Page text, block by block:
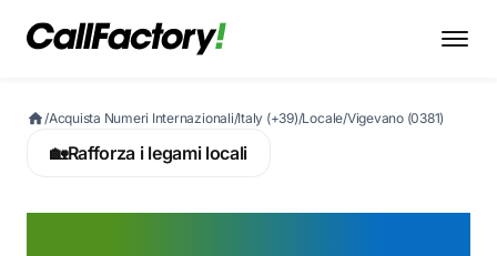
/Acquista Numeri Internazionali/Italy (+39)/Locale/Vigevano (0381)
🏡Rafforza i legami locali